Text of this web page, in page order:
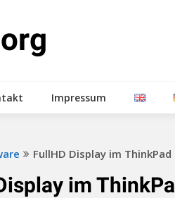
Impressum
FullHD Display im
im